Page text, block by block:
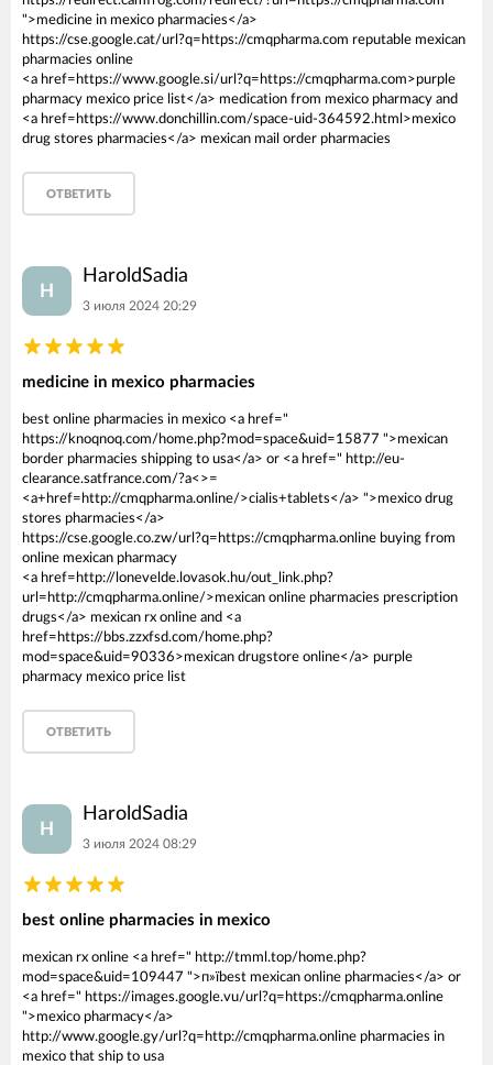
">medicine in mexico pharmacies</a>
https://cse.google.cat/url?q=https://cmqpharma.com reputable mexican
pharmacies online
<a href=https://www.google.si/url?q=https://cmqpharma.com>purple
pharmacy mexico price list</a> medication from mexico pharmacy and
<a href=https://www.donchillin.com/space-uid-364592.html>mexico
drug stores pharmacies</a> mexican mail order pharmacies
ОТВЕТИТЬ
H
HaroldSadia
3 июля 2024 20:29
medicine in mexico pharmacies
best online pharmacies in mexico <a href="
https://knoqnoq.com/home.php?mod=space&uid=15877 ">mexican
border pharmacies shipping to usa</a> or <a href=" http://eu-
clearance.satfrance.com/?a<>=
<a+href=http://cmqpharma.online/>cialis+tablets</a> ">mexico drug
stores pharmacies</a>
https://cse.google.co.zw/url?q=https://cmqpharma.online buying from
online mexican pharmacy
<a href=http://lonevelde.lovasok.hu/out_link.php?
url=http://cmqpharma.online/>mexican online pharmacies prescription
drugs</a> mexican rx online and <a
href=https://bbs.zzxfsd.com/home.php?
mod=space&uid=90336>mexican drugstore online</a> purple
pharmacy mexico price list
ОТВЕТИТЬ
H
HaroldSadia
3 июля 2024 08:29
best online pharmacies in mexico
mexican rx online <a href=" http://tmml.top/home.php?
mod=space&uid=109447 ">п»їbest mexican online pharmacies</a> or
<a href=" https://images.google.vu/url?q=https://cmqpharma.online
">mexico pharmacy</a>
http://www.google.gy/url?q=http://cmqpharma.online pharmacies in
mexico that ship to usa